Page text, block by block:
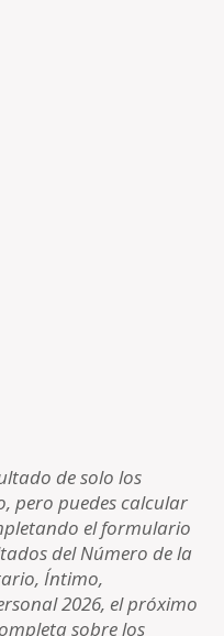
de solo los
pero puedes calcular
el formulario
del Número de la
Íntimo,
2026, el próximo
sobre los